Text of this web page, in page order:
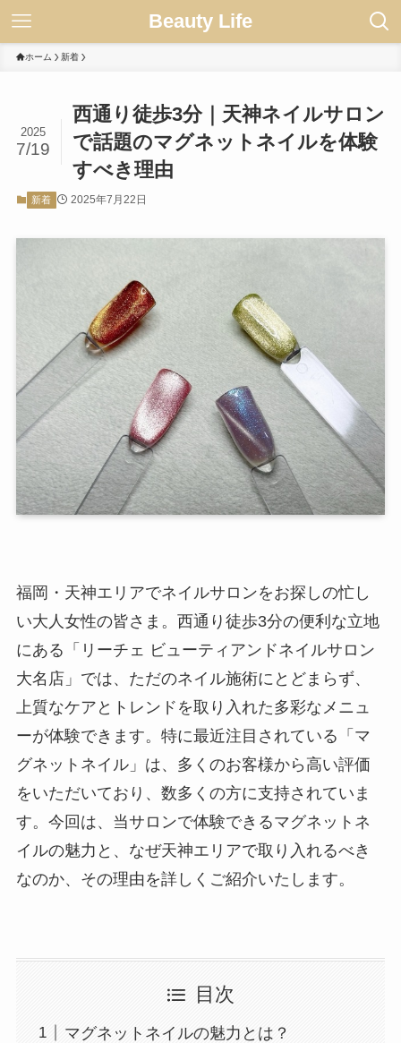
Beauty Life
ホーム 新着
西通り徒歩3分｜天神ネイルサロン
で話題のマグネットネイルを体験
すべき理由
2025
7/19
新着 2025年7月22日
福岡・天神エリアでネイルサロンをお探しの忙し
い大人女性の皆さま。西通り徒歩3分の便利な立地
にある「リーチェ ビューティアンドネイルサロン
大名店」では、ただのネイル施術にとどまらず、
上質なケアとトレンドを取り入れた多彩なメニュ
ーが体験できます。特に最近注目されている「マ
グネットネイル」は、多くのお客様から高い評価
をいただいており、数多くの方に支持されていま
す。今回は、当サロンで体験できるマグネットネ
イルの魅力と、なぜ天神エリアで取り入れるべき
なのか、その理由を詳しくご紹介いたします。
目次
マグネットネイルの魅力とは？